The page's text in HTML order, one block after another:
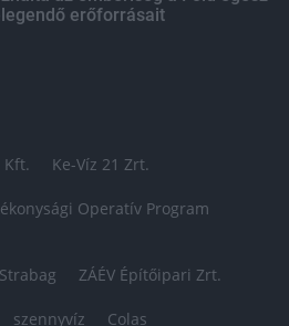
erőforrásait
Kft. Ke-Víz 21 Zrt.
Operatív Program
Strabag ZÁÉV Építőipari Zrt.
szennyvíz Colas